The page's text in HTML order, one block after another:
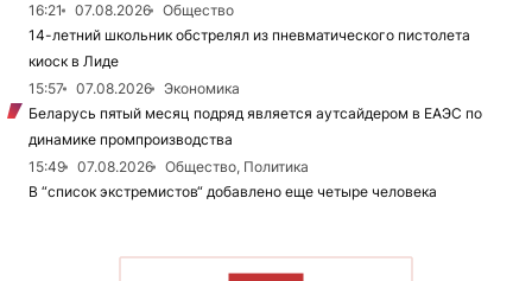
16:21
07.08.2026
Общество
14-летний школьник обстрелял из пневматического пистолета
киоск в Лиде
15:57
07.08.2026
Экономика
Беларусь пятый месяц подряд является аутсайдером в ЕАЭС по
динамике промпроизводства
15:49
07.08.2026
Общество, Политика
В “список экстремистов“ добавлено еще четыре человека